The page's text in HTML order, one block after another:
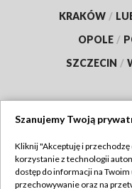
KRAKÓW /
OPOLE /
SZCZECIN /
Abonament TVP
Szanujemy Twoją
Kliknij "Akceptuję i
korzystanie z technologii
dostęp do informacji na
przechowywanie oraz na